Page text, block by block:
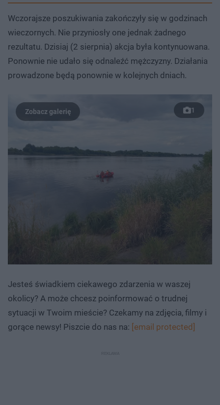
Wczorajsze poszukiwania zakończyły się w godzinach
wieczornych. Nie przyniosły one jednak żadnego
rezultatu. Dzisiaj (2 sierpnia) akcja była kontynuowana.
Ponownie nie udało się odnaleźć mężczyzny. Działania
prowadzone będą ponownie w kolejnych dniach.
1
Jesteś świadkiem ciekawego zdarzenia w waszej
okolicy? A może chcesz poinformować o trudnej
sytuacji w Twoim mieście? Czekamy na zdjęcia, filmy i
gorące newsy! Piszcie do nas na: [email protected]